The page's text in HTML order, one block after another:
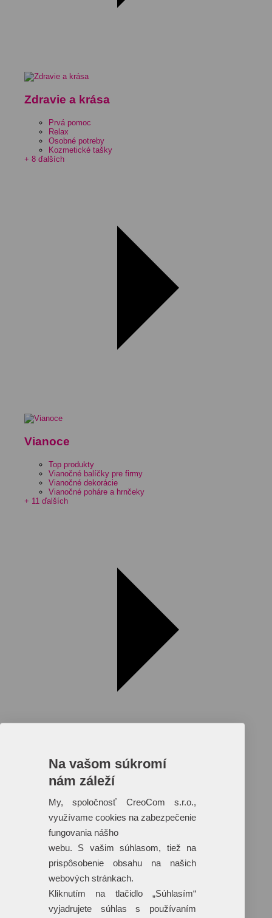
Zdravie a krása
Prvá pomoc
Relax
Osobné potreby
Kozmetické tašky
+ 8 ďalších
Vianoce
Top produkty
Vianočné balíčky pre firmy
Vianočné dekorácie
Vianočné poháre a hrnčeky
+ 11 ďalších
Reklamné predmety s plnofarebnou
potlačou
Dáždniky
Tašky
Hračky
Klobúky
Na vašom súkromí
nám záleží
My, spoločnosť CreoCom s.r.o.,
využívame cookies na zabezpečenie
fungovania nášho
webu. S vašim súhlasom, tiež na
prispôsobenie obsahu na našich
webových stránkach.
Kliknutím na tlačidlo „Súhlasím“
vyjadrujete súhlas s používaním